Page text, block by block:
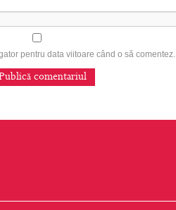
pentru data viitoare când o să comentez.